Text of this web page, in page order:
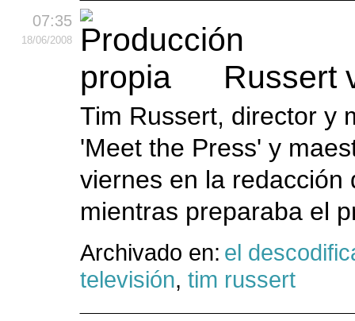
07:35
18/06/2008
Russert
Tim Russert, director y
'Meet the Press' y
viernes en la redacción
mientras preparaba el
Archivado en: el
televisión, tim russert